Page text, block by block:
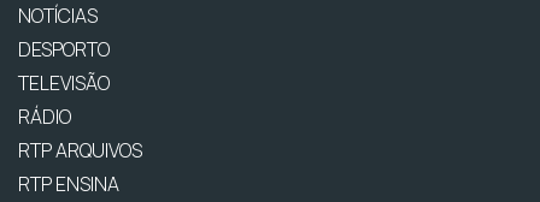
NOTÍCIAS
DESPORTO
TELEVISÃO
RÁDIO
RTP ARQUIVOS
RTP ENSINA